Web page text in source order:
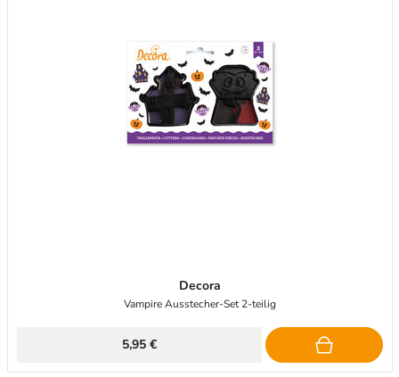
Decora
Vampire Ausstecher-Set 2-teilig
5,95 €